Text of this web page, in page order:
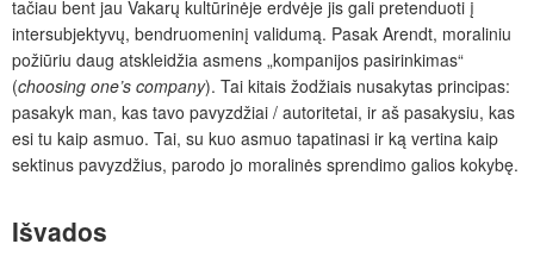
tačiau bent jau Vakarų kultūrinėje erdvėje jis gali pretenduoti į
intersubjektyvų, bendruomeninį validumą. Pasak Arendt, moraliniu
požiūriu daug atskleidžia asmens „kompanijos pasirinkimas“
(choosing one’s company). Tai kitais žodžiais nusakytas principas:
pasakyk man, kas tavo pavyzdžiai / autoritetai, ir aš pasakysiu, kas
esi tu kaip asmuo. Tai, su kuo asmuo tapatinasi ir ką vertina kaip
sektinus pavyzdžius, parodo jo moralinės sprendimo galios kokybę.
Išvados